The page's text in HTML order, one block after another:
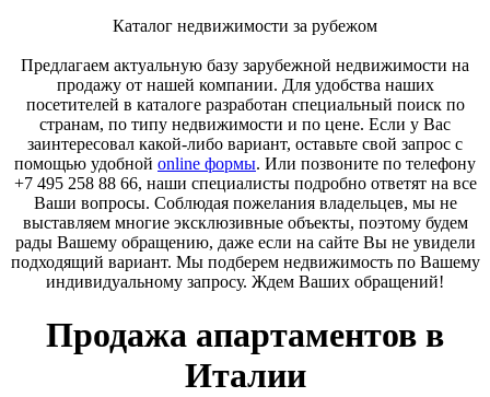
Каталог недвижимости за рубежом
Предлагаем актуальную базу зарубежной недвижимости на
продажу от нашей компании. Для удобства наших
посетителей в каталоге разработан специальный поиск по
странам, по типу недвижимости и по цене. Если у Вас
заинтересовал какой-либо вариант, оставьте свой запрос с
помощью удобной online формы. Или позвоните по телефону
+7 495 258 88 66, наши специалисты подробно ответят на все
Ваши вопросы. Соблюдая пожелания владельцев, мы не
выставляем многие эксклюзивные объекты, поэтому будем
рады Вашему обращению, даже если на сайте Вы не увидели
подходящий вариант. Мы подберем недвижимость по Вашему
индивидуальному запросу. Ждем Ваших обращений!
Продажа апартаментов в
Италии